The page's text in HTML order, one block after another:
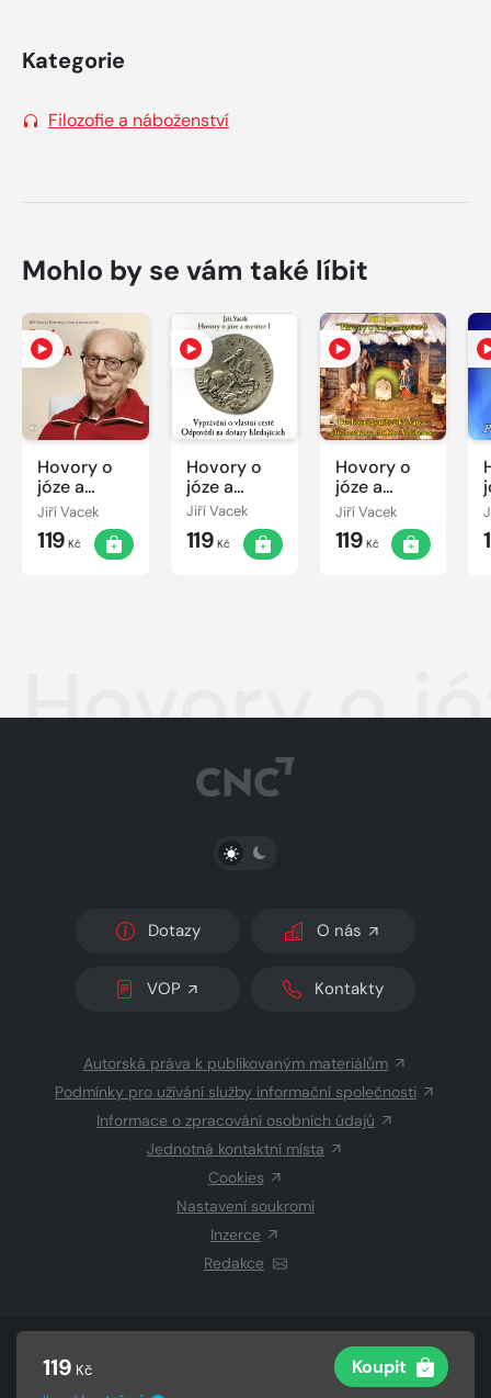
119 Kč Koupit
Kategorie
Filozofie a náboženství
Mohlo by se vám také líbit
Hovory o
józe a
mystice č.
28
Jiří Vacek
119 Kč
Hovory o
józe a
mystice č. 1
Jiří Vacek
119 Kč
Hovory o
józe a
mystice č.
Jiří Vacek
119 Kč
Hovory o
PŘEPNOUT SVĚTLÝ/TMAVÝ REŽIM
Dotazy O nás
VOP Kontakty
Autorská práva k publikovaným materiálům
Podmínky pro užívání služby informační společnosti
Informace o zpracování osobních údajů
Jednotná kontaktní místa
Cookies
Nastavení soukromí
Inzerce
Redakce
CZECH NEWS CENTER a.s.a dodavatelé
Vysázeno